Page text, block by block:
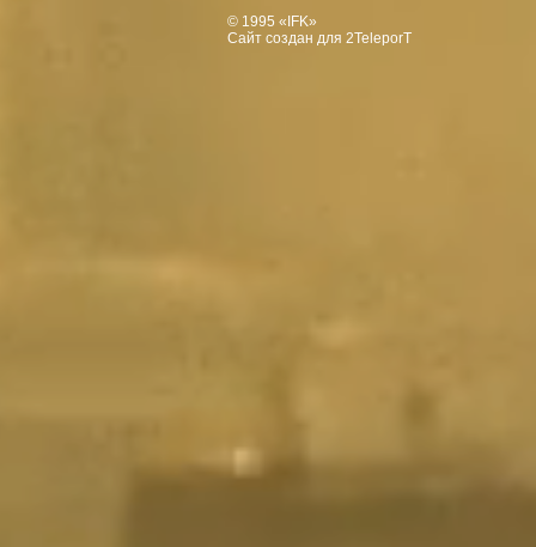
© 1995 «IFK»
Сайт создан для 2TeleporT